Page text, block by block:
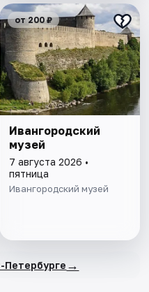
от 200 ₽
Ивангородский
музей
7 августа 2026 •
пятница
Ивангородский музей
Петербурге →